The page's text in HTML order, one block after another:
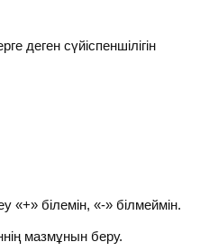
деген сүйіспеншілігін
«+» білемін, «-» білмеймін.
мазмұнын беру.